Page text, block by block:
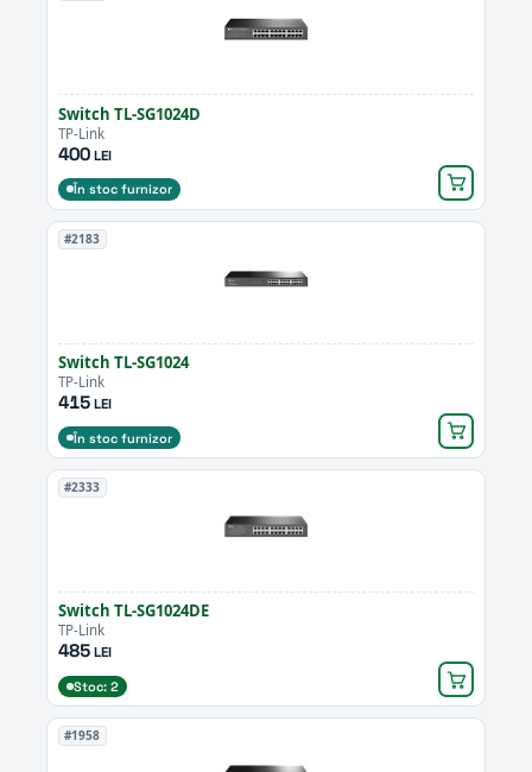
Switch TL-SG1024D
TP-Link
400LEI
În stoc furnizor
#2183
Switch TL-SG1024
TP-Link
415LEI
În stoc furnizor
#2333
Switch TL-SG1024DE
TP-Link
485LEI
Stoc: 2
#1958